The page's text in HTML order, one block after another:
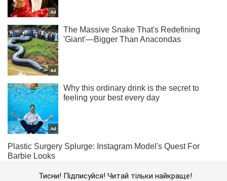
Тисни! Підписуйся! Читай тільки найкраще!